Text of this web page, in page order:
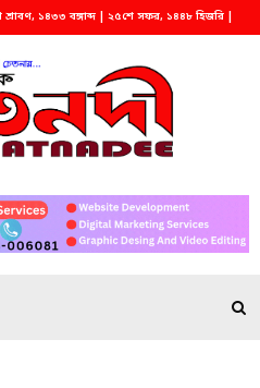
১৪৩৩ বঙ্গাব্দ | ২৫শে সফর, ১৪৪৮ হিজরি |